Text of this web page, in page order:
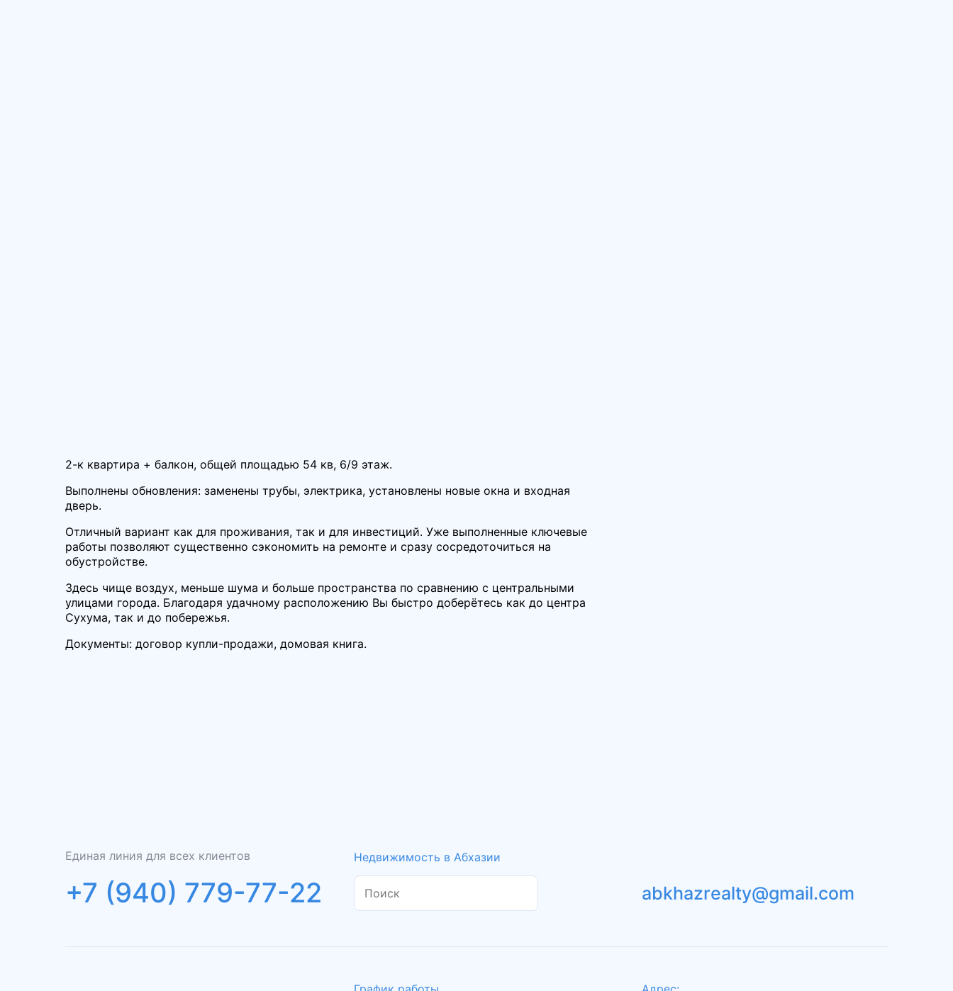
2-к квартира + балкон, общей площадью 54 кв, 6/9 этаж.
Выполнены обновления: заменены трубы, электрика, установлены новые окна и входная
дверь.
Отличный вариант как для проживания, так и для инвестиций. Уже выполненные ключевые
работы позволяют существенно сэкономить на ремонте и сразу сосредоточиться на
обустройстве.
Здесь чище воздух, меньше шума и больше пространства по сравнению с центральными
улицами города. Благодаря удачному расположению Вы быстро доберётесь как до центра
Сухума, так и до побережья.
Документы: договор купли-продажи, домовая книга.
Единая линия для всех клиентов
+7 (940) 779-77-22
Недвижимость в Абхазии
abkhazrealty@gmail.com